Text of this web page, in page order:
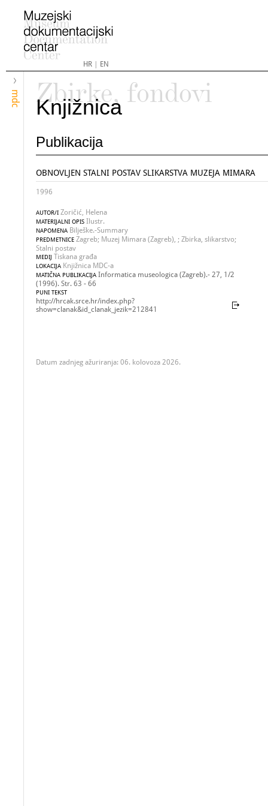
HR| EN
mdc
Zbirke, fondovi
Knjižnica
Publikacija
OBNOVLJEN STALNI POSTAV SLIKARSTVA MUZEJA MIMARA
1996
AUTOR/I Zoričić, Helena
MATERIJALNI OPIS Ilustr.
NAPOMENA Bilješke.-Summary
PREDMETNICE Zagreb; Muzej Mimara (Zagreb), ; Zbirka, slikarstvo;
Stalni postav
MEDIJ Tiskana građa
LOKACIJA Knjižnica MDC-a
MATIČNA PUBLIKACIJA Informatica museologica (Zagreb).- 27, 1/2
(1996). Str. 63 - 66
PUNI TEKST
http://hrcak.srce.hr/index.php?
show=clanak&id_clanak_jezik=212841
Datum zadnjeg ažuriranja: 06. kolovoza 2026.